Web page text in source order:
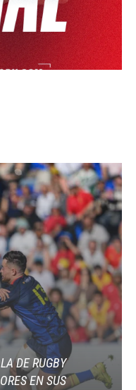
DE RUGBY
EN SUS